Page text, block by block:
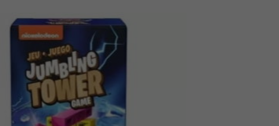
ЯЗЫК САЙТА / LIMBA SITE-ULUI